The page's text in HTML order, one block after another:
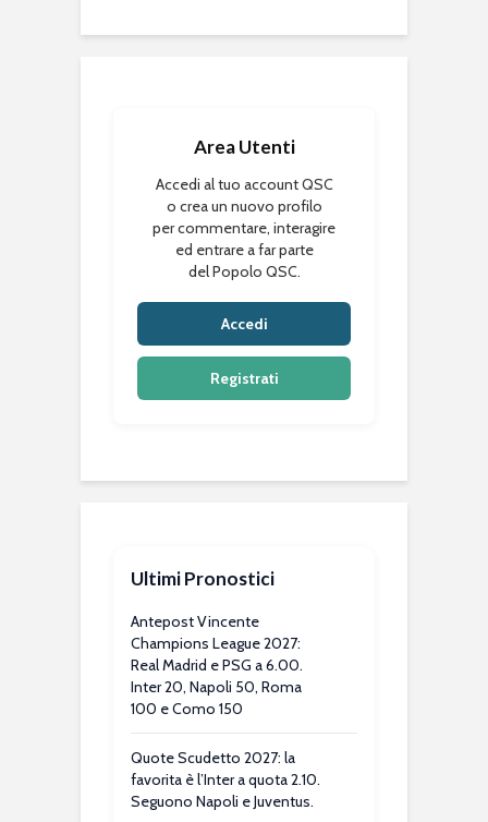
Area Utenti
Accedi al tuo account QSC
o crea un nuovo profilo
per commentare, interagire
ed entrare a far parte
del Popolo QSC.
Accedi
Registrati
Ultimi Pronostici
Antepost Vincente
Champions League 2027:
Real Madrid e PSG a 6.00.
Inter 20, Napoli 50, Roma
100 e Como 150
Quote Scudetto 2027: la
favorita è l’Inter a quota 2.10.
Seguono Napoli e Juventus.